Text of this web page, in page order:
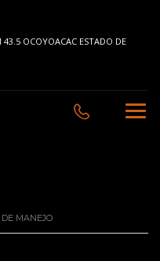
43.5 OCOYOACAC ESTADO DE
MANEJO